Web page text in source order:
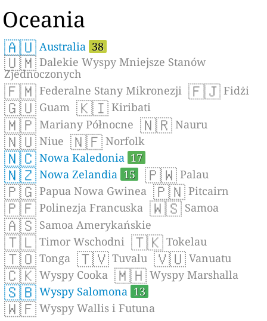
Oceania
🇦🇺 Australia 38
🇺🇲 Dalekie Wyspy Mniejsze Stanów
Zjednoczonych
🇫🇲 Federalne Stany Mikronezji 🇫🇯 Fidżi
🇬🇺 Guam 🇰🇮 Kiribati
🇲🇵 Mariany Północne 🇳🇷 Nauru
🇳🇺 Niue 🇳🇫 Norfolk
🇳🇨 Nowa Kaledonia 17
🇳🇿 Nowa Zelandia 15 🇵🇼 Palau
🇵🇬 Papua Nowa Gwinea 🇵🇳 Pitcairn
🇵🇫 Polinezja Francuska 🇼🇸 Samoa
🇦🇸 Samoa Amerykańskie
🇹🇱 Timor Wschodni 🇹🇰 Tokelau
🇹🇴 Tonga 🇹🇻 Tuvalu 🇻🇺 Vanuatu
🇨🇰 Wyspy Cooka 🇲🇭 Wyspy Marshalla
🇸🇧 Wyspy Salomona 13
🇼🇫 Wyspy Wallis i Futuna